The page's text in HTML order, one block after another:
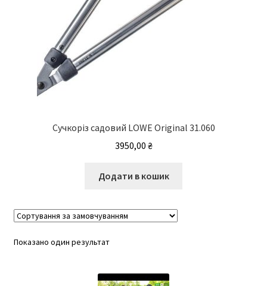
Сучкоріз садовий LOWE Original 31.060
3950,00 ₴
Додати в кошик
Показано один результат